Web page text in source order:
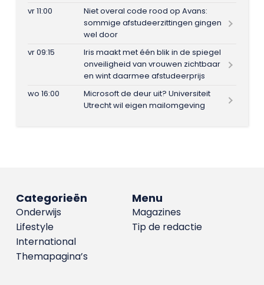
vr 11:00
Niet overal code rood op Avans:
sommige afstudeerzittingen gingen
wel door
vr 09:15
Iris maakt met één blik in de spiegel
onveiligheid van vrouwen zichtbaar
en wint daarmee afstudeerprijs
wo 16:00
Microsoft de deur uit? Universiteit
Utrecht wil eigen mailomgeving
Menu
Magazines
Tip de redactie
Categorieën
Onderwijs
Lifestyle
International
Themapagina’s